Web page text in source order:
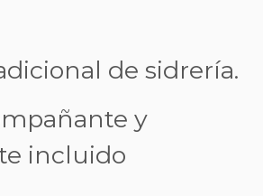
de sidrería.
y
incluido